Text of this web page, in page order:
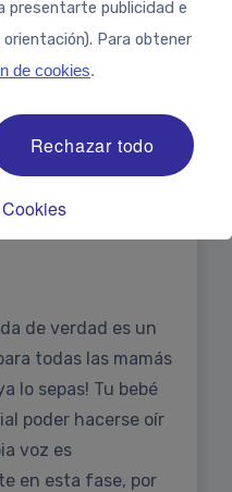
de verdad es un
todas las mamás
lo sepas! Tu bebé
poder hacerse oír
voz es
en esta fase, por
presentarte publicidad e
Para obtener
de cookies.
Rechazar todo